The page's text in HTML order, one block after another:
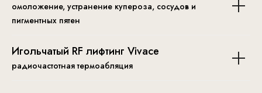
омоложениe, устранение купероза, сосудов и
пигментных пятен
Игольчатый RF лифтинг Vivace
радиочастотная термоабляция